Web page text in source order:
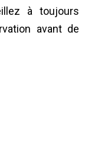
à toujours
avant de